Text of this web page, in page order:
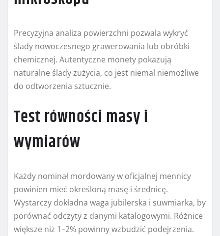
Precyzyjna analiza powierzchni pozwala wykryć
ślady nowoczesnego grawerowania lub obróbki
chemicznej. Autentyczne monety pokazują
naturalne ślady zużycia, co jest niemal niemożliwe
do odtworzenia sztucznie.
Test równości masy i
wymiarów
Każdy nominał mordowany w oficjalnej mennicy
powinien mieć określoną masę i średnicę.
Wystarczy dokładna waga jubilerska i suwmiarka, by
porównać odczyty z danymi katalogowymi. Różnice
większe niż 1–2% powinny wzbudzić podejrzenia.